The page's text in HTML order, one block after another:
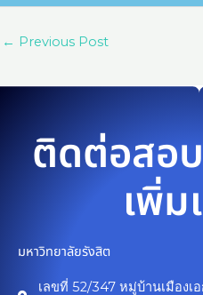
← Previous Post
ติดต่อสอ
เพิ่ม
มหาวิทยาลัยรังสิต
เลขที่ 52/347 หมู่บ้านเมืองเ